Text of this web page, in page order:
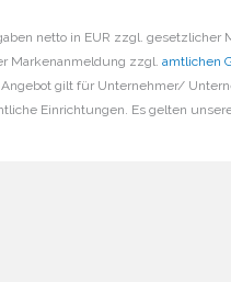
netto in EUR zzgl. gesetzlicher
Markenanmeldung zzgl.amtlichen
gilt für Unternehmer/
Einrichtungen. Es gelten